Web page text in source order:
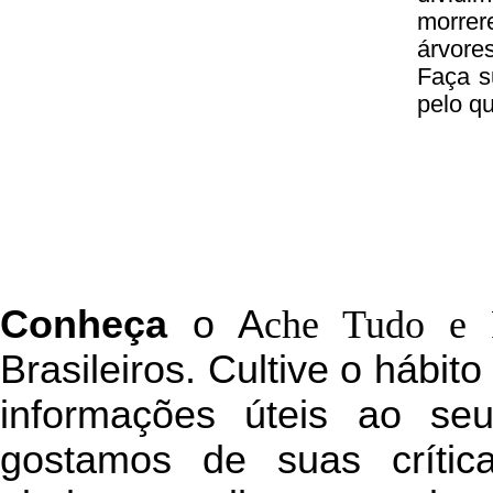
Faça
pelo
Conheçao Ache Tudo e
Brasileiros. Cultive o
informações úteis ao
gostamos de suas